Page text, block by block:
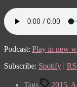
Podcast: Play in new
Subscribe: Spotify |
Tags 2015,